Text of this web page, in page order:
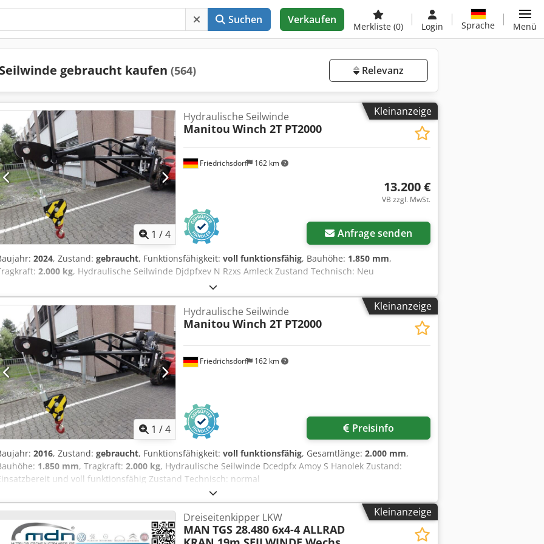
Suchen Verkaufen
Merkliste (0) Login Sprache Menü
Seilwinde gebraucht kaufen (564) Relevanz
Kleinanzeige
1 /4
Friedrichsdorf 162 km
Hydraulische Seilwinde
Manitou Winch 2T PT2000
13.200 €
VB zzgl. MwSt.
Anfrage senden
2024, Zustand: gebraucht, Funktionsfähigkeit: voll funktionsfähig, Bauhöhe: 1.850 mm,
2.000 kg, Hydraulische Seilwinde Djdpfxev N Rzxs Amleck Zustand Technisch: Neu
Kleinanzeige
1 /4
Friedrichsdorf 162 km
Hydraulische Seilwinde
Manitou Winch 2T PT2000
Preisinfo
2016, Zustand: gebraucht, Funktionsfähigkeit: voll funktionsfähig, Gesamtlänge: 2.000 mm,
1.850 mm, Tragkraft: 2.000 kg, Hydraulische Seilwinde Dcedpfx Amoy S Hanolek Zustand:
und voll funktionsfähig Zustand Technisch: normal
Kleinanzeige
Dreiseitenkipper LKW
MAN TGS 28.480 6x4-4 ALLRAD